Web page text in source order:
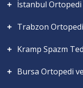
İstanbul Ortopedi
Trabzon
Kramp Spazm
Bursa Ortopedi